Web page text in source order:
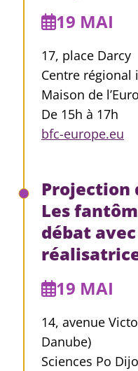
19 MAI
17, place Darcy
Centre
Maison de
De 15h à 17h
bfc-europe.eu
Projection
Les
débat
19 MAI
14, avenue
Danube)
Sciences Po